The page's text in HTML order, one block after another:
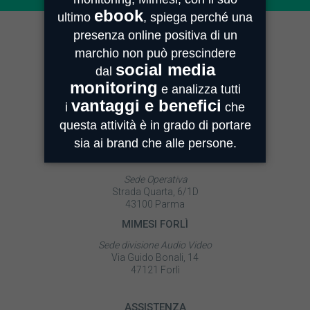
MIMESI MILANO
Sede Legale e Commerciale
Centro Direzionale Milanofiori
Strada 4, Palazzo A - Scala 2
20059 Assago
Sede Operativa
Strada Quarta, 6/1D
43100 Parma
MIMESI FORLÌ
Sede divisione Audio Video
Via Guido Bonali, 14
47121 Forlì
ASSISTENZA